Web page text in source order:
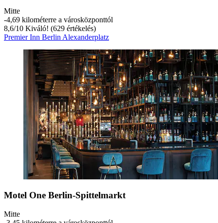
Mitte
‐4,69 kilométerre a városközponttól
8,6/10 Kiváló! (629 értékelés)
Premier Inn Berlin Alexanderplatz
Motel One Berlin-Spittelmarkt
Mitte